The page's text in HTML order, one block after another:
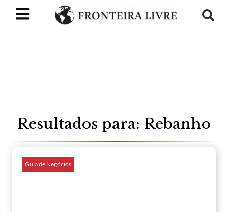
Resultados para: Rebanho
Guia de Negócios